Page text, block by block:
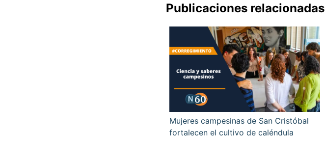
Publicaciones relacionadas
Mujeres campesinas de San Cristóbal
fortalecen el cultivo de caléndula